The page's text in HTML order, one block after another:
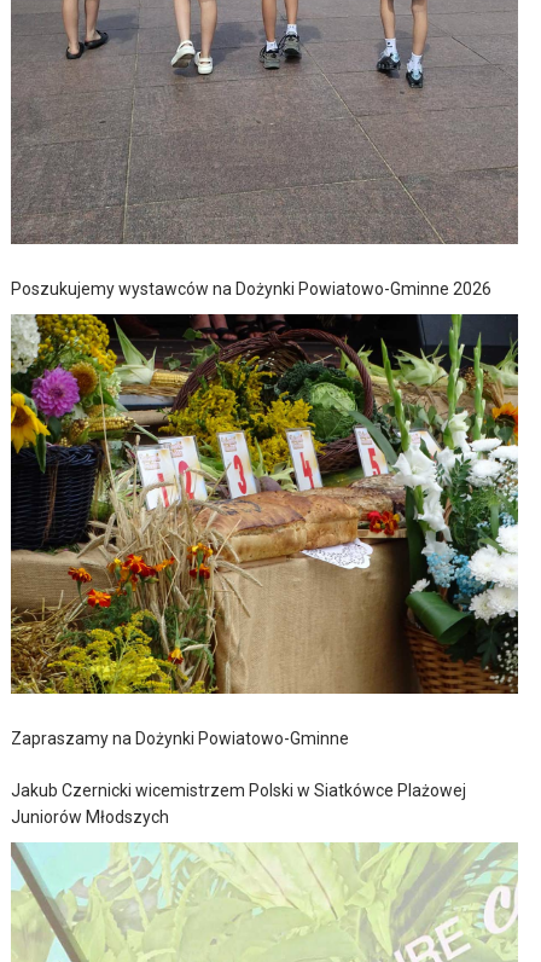
Poszukujemy wystawców na Dożynki Powiatowo-Gminne 2026
Zapraszamy na Dożynki Powiatowo-Gminne
Jakub Czernicki wicemistrzem Polski w Siatkówce Plażowej
Juniorów Młodszych